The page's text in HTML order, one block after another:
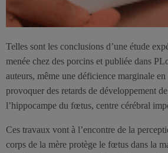
Telles sont les conclusions d’une étude
menée chez des porcins et publiée dans
auteurs, même une déficience marginale
provoquer des retards de développement
l’hippocampe du fœtus, centre cérébral
Ces travaux vont à l’encontre de la
corps de la mère protège le fœtus dans la